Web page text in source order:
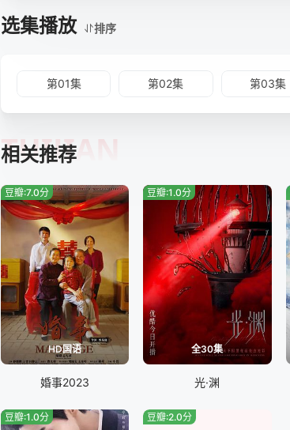
选集播放 排序
第01集 第02集 第03集
相关推荐
TUIJIAN
HD国语
豆瓣:7.0分
婚事2023
全30集
豆瓣:1.0分
光·渊
豆瓣:1.0分 豆瓣:2.0分